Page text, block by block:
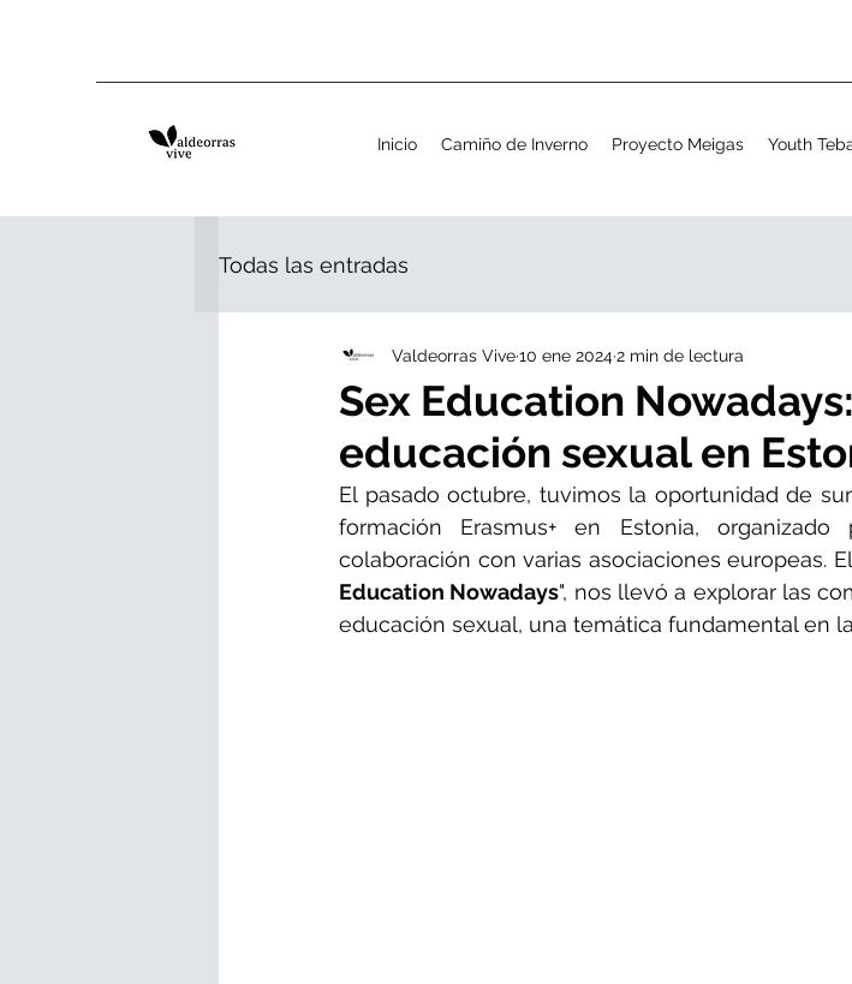
Inicio Camiño de Inverno Proyecto Meigas Youth
Todas las entradas
Sex Education
educación sexual en
Valdeorras Vive10 ene 20242 min de lectura
El pasado octubre, tuvimos la oportunidad de
formación Erasmus+ en Estonia,
colaboración con varias asociaciones europeas.
Education Nowadays", nos llevó a explorar las
educación sexual, una temática fundamental en